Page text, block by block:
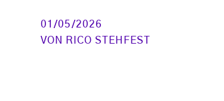
01/05/2026
VON
RICO STEHFEST